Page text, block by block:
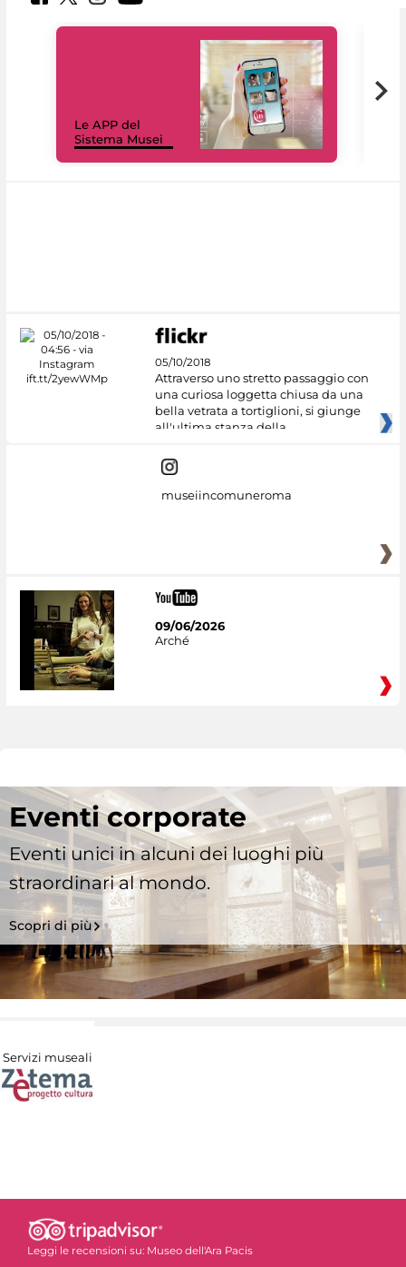
Le APP del
Sistema Musei
05/10/2018
Attraverso uno stretto passaggio con
una curiosa loggetta chiusa da una
bella vetrata a tortiglioni, si giunge
all'ultima stanza della
museiincomuneroma
09/06/2026
Arché
Eventi corporate
Eventi unici in alcuni dei luoghi più
straordinari al mondo.
Scopri di più
Servizi museali
Leggi le recensioni su: Museo dell'Ara Pacis